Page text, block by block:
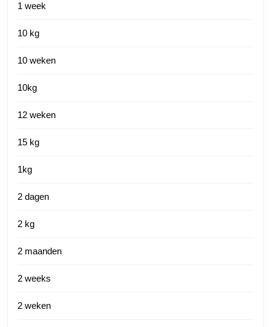
1 week
10 kg
10 weken
10kg
12 weken
15 kg
1kg
2 dagen
2 kg
2 maanden
2 weeks
2 weken